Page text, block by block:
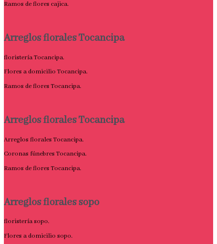
Ramos de flores cajica.
Arreglos florales Tocancipa
floristería Tocancipa.
Flores a domicilio Tocancipa.
Ramos de flores Tocancipa.
Arreglos florales Tocancipa
Arreglos florales Tocancipa.
Coronas fúnebres Tocancipa.
Ramos de flores Tocancipa.
Arreglos florales sopo
floristería sopo.
Flores a domicilio sopo.